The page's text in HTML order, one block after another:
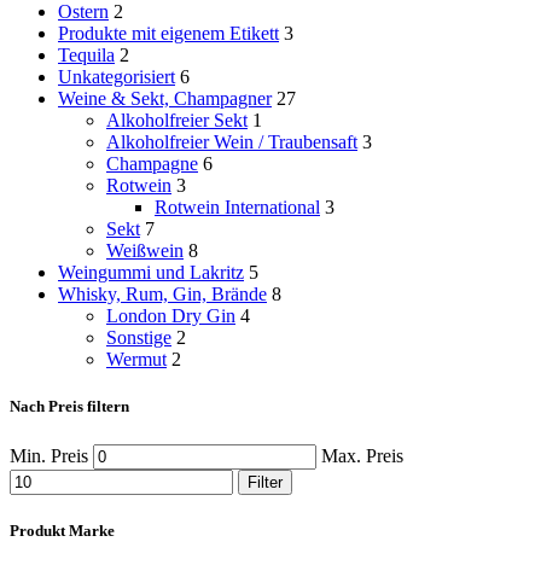
Ostern 2
Produkte mit eigenem Etikett 3
Tequila 2
Unkategorisiert 6
Weine & Sekt, Champagner 27
Alkoholfreier Sekt 1
Alkoholfreier Wein / Traubensaft 3
Champagne 6
Rotwein 3
Rotwein International 3
Sekt 7
Weißwein 8
Weingummi und Lakritz 5
Whisky, Rum, Gin, Brände 8
London Dry Gin 4
Sonstige 2
Wermut 2
Nach Preis filtern
Min. Preis Max. Preis
Filter
Produkt Marke